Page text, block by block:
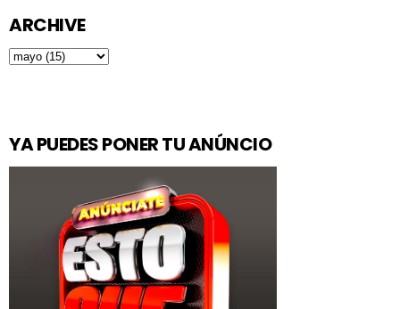
ARCHIVE
YA PUEDES PONER TU ANÚNCIO